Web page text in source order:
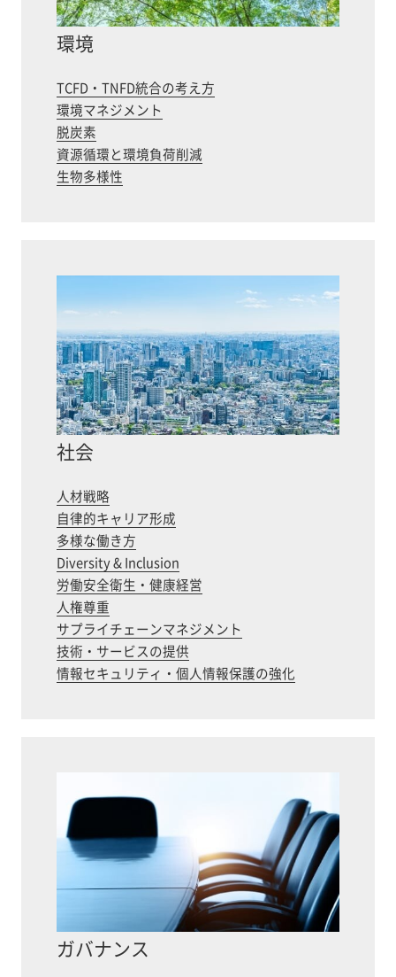
環境
TCFD・TNFD統合の考え方
環境マネジメント
脱炭素
資源循環と環境負荷削減
生物多様性
社会
人材戦略
自律的キャリア形成
多様な働き方
Diversity & Inclusion
労働安全衛生・健康経営
人権尊重
サプライチェーンマネジメント
技術・サービスの提供
情報セキュリティ・個人情報保護の強化
ガバナンス